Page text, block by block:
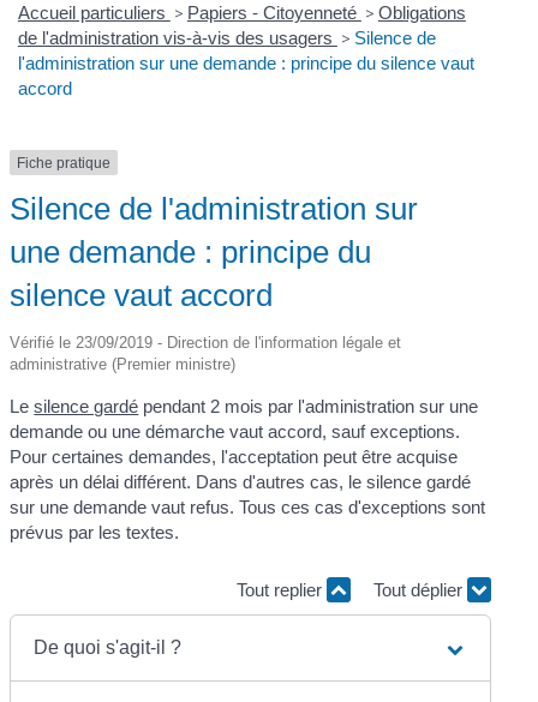
Accueil particuliers > Papiers - Citoyenneté > Obligations
de l'administration vis-à-vis des usagers > Silence de
l'administration sur une demande : principe du silence vaut
accord
Fiche pratique
Silence de l'administration sur
une demande : principe du
silence vaut accord
Vérifié le 23/09/2019 - Direction de l'information légale et
administrative (Premier ministre)
Lesilence gardé pendant 2 mois par l'administration sur une
demande ou une démarche vaut accord, sauf exceptions.
Pour certaines demandes, l'acceptation peut être acquise
après un délai différent. Dans d'autres cas, le silence gardé
sur une demande vaut refus. Tous ces cas d'exceptions sont
prévus par les textes.
Tout replier Tout déplier
De quoi s'agit-il ?